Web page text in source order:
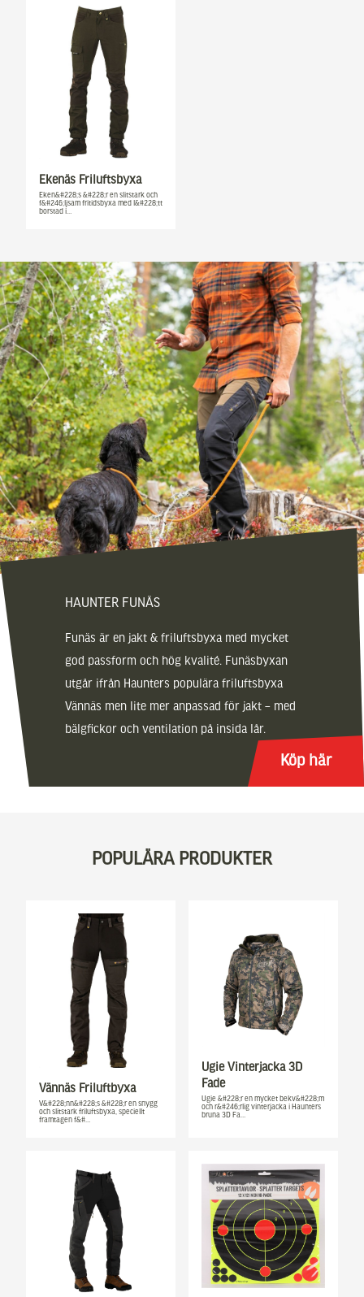
Ekenäs Friluftsbyxa
Eken&#228;s &#228;r en slitstark och
f&#246;ljsam fritidsbyxa med l&#228;tt
borstad i…
HAUNTER FUNÄS
Funäs är en jakt & friluftsbyxa med mycket
god passform och hög kvalité. Funäsbyxan
utgår ifrån Haunters populära friluftsbyxa
Vännäs men lite mer anpassad för jakt – med
bälgfickor och ventilation på insida lår.
Köp här
POPULÄRA PRODUKTER
Vännäs Friluftbyxa
V&#228;nn&#228;s &#228;r en snygg
och slitstark friluftsbyxa, speciellt
framtagen f&#…
Ugie Vinterjacka 3D
Fade
Ugie &#228;r en mycket bekv&#228;m
och r&#246;rlig vinterjacka i Haunters
bruna 3D Fa…